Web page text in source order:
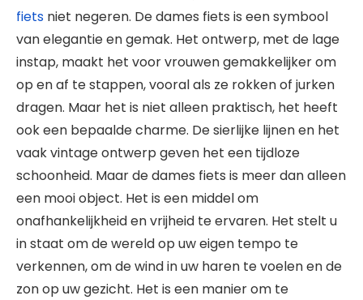
fiets niet negeren. De dames fiets is een symbool
van elegantie en gemak. Het ontwerp, met de lage
instap, maakt het voor vrouwen gemakkelijker om
op en af te stappen, vooral als ze rokken of jurken
dragen. Maar het is niet alleen praktisch, het heeft
ook een bepaalde charme. De sierlijke lijnen en het
vaak vintage ontwerp geven het een tijdloze
schoonheid. Maar de dames fiets is meer dan alleen
een mooi object. Het is een middel om
onafhankelijkheid en vrijheid te ervaren. Het stelt u
in staat om de wereld op uw eigen tempo te
verkennen, om de wind in uw haren te voelen en de
zon op uw gezicht. Het is een manier om te